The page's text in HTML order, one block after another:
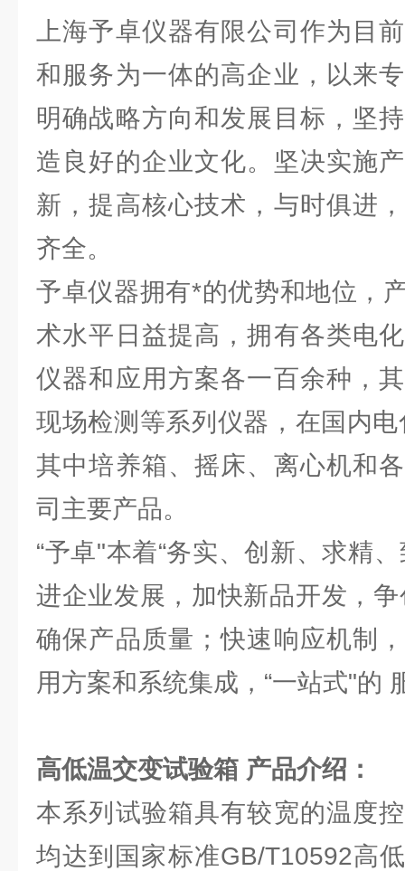
上海予卓仪器有限公司作为目
和服务为一体的高企业，以来
明确战略方向和发展目标，坚
造良好的企业文化。坚决实施
新，提高核心技术，与时俱进
齐全。
予卓仪器拥有*的优势和地位，
术水平日益提高，拥有各类电
仪器和应用方案各一百余种，
现场检测等系列仪器，在国内
其中培养箱、摇床、离心机和
司主要产品。
“予卓"本着“务实、创新、求精
进企业发展，加快新品开发，
确保产品质量；快速响应机制
用方案和系统集成，“一站式"的
高低温交变试验箱 产品介绍：
本系列试验箱具有较宽的温度
均达到国家标准GB/T10592高